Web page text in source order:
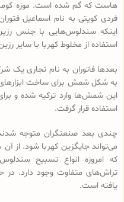
هاست که گم شده است. موزه
فردی کویتی به نام اسماعیل
اینکه سندلوس‌هایی با جنس
استفاده از مخلوط کهربا با سایر
بعدها فاتوران به نام تجاری یک
به شکل شمش برای ساخت
این شمش‌ها وارد ترکیه شده و
استفاده قرار گرفت.
چندی بعد صنعتگران متوجه
می‌تواند جایگزین کهربا شود. از
که امروزه انواع تسبیح‌
تراش‌های متفاوت وجود دارد. در
یافته است.